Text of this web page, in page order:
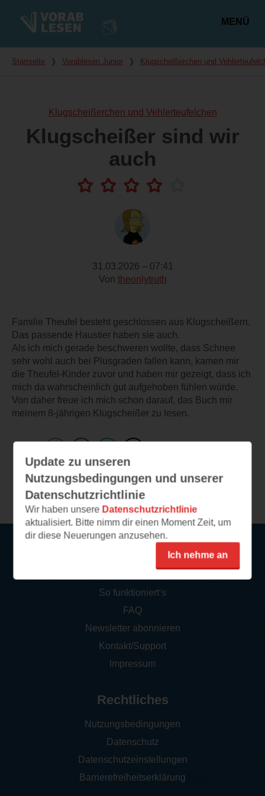
MENÜ
Du bist hier
Startseite ❭ Vorablesen Junior ❭ Klugscheißerchen und
Klugscheißerchen und Vehlerteufelchen
Klugscheißer sind wir
auch
31.03.2026 – 07:41
Von theonlytruth
Familie Theufel besteht geschlossen aus Klugscheißern.
Das passende Haustier haben sie auch.
Als ich mich gerade beschweren wollte, dass Schnee
sehr wohl auch bei Plusgraden fallen kann, kamen mir
die Theufel-Kinder zuvor und haben mir gezeigt, dass ich
mich da wahrscheinlich gut aufgehoben fühlen würde.
Von daher freue ich mich schon darauf, das Buch mir
meinem 8-jährigen Klugscheißer zu lesen.
TEILEN
Weitere Leseeindrücke
Update zu unseren
Nutzungsbedingungen und unserer
Datenschutzrichtlinie
Wir haben unsere Datenschutzrichtlinie
aktualisiert. Bitte nimm dir einen Moment Zeit, um
dir diese Neuerungen anzusehen.
Ich nehme an
So funktioniert‘s
FAQ
Newsletter abonnieren
Kontakt/Support
Impressum
Rechtliches
Nutzungsbedingungen
Datenschutz
Datenschutzeinstellungen
Barrierefreiheitserklärung